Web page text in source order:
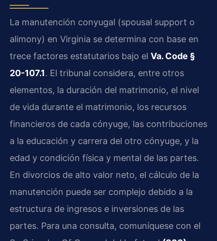
La manutención conyugal (spousal support o
alimony) en Virginia se determina con base en
trece factores estatutarios bajo el Va. Code §
20-107.1. El tribunal considera, entre otros
elementos, la duración del matrimonio, el nivel
de vida durante el matrimonio, los recursos
financieros de cada cónyuge, las contribuciones
a la educación y carrera del otro cónyuge, y la
edad y condición física y mental de las partes.
En divorcios de alto valor neto, el cálculo de la
manutención puede ser complejo debido a la
estructura de ingresos e inversiones de las
partes. Para una consulta, comuníquese con el